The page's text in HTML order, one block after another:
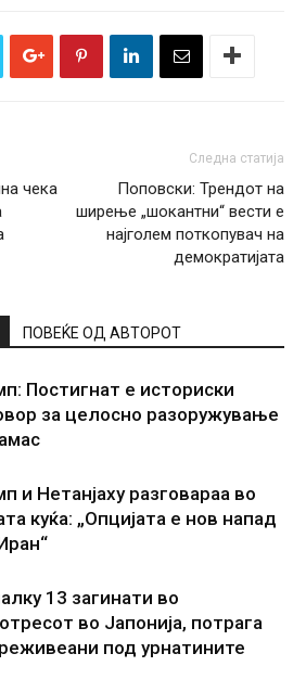
чека
Следна статија
Поповски: Трендот на
ширење „шокантни“ вести е
најголем поткопувач на
демократијата
ПОВЕЌЕ ОД АВТОРОТ
Постигнат е историски
за целосно разоружување
и Нетанјаху разговараа во
куќа: „Опцијата е нов напад
13 загинати во
во Јапонија, потрага
под урнатините